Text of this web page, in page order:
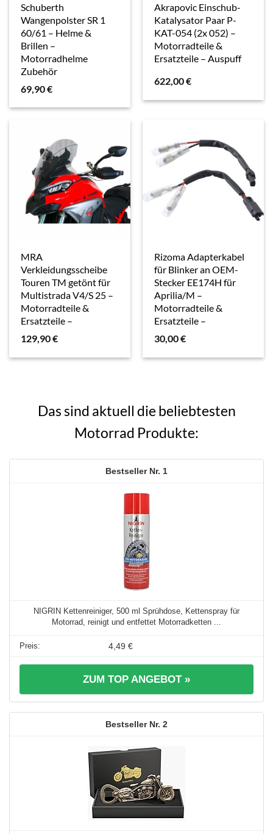
Schuberth
Wangenpolster SR 1
60/61 – Helme &
Brillen –
Motorradhelme
Zubehör
69,90€
Akrapovic Einschub-
Katalysator Paar P-
KAT-054 (2x 052) –
Motorradteile &
Ersatzteile – Auspuff
622,00€
MRA
Verkleidungsscheibe
Touren TM getönt für
Multistrada V4/S 25 –
Motorradteile &
Ersatzteile –
Verkleidungen &
Abdeckungen
129,90€
Rizoma Adapterkabel
für Blinker an OEM-
Stecker EE174H für
Aprilia/M –
Motorradteile &
Ersatzteile –
Beleuchtung
30,00€
Das sind aktuell die beliebtesten
Motorrad Produkte:
1
NIGRIN Kettenreiniger, 500 ml Sprühdose, Kettenspray für
Motorrad, reinigt und entfettet Motorradketten ...
4,49 €
ZUM TOP ANGEBOT »
2